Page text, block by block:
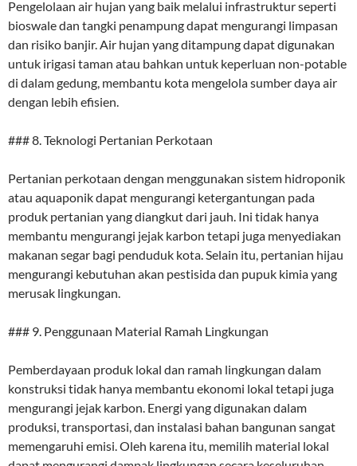
Pengelolaan air hujan yang baik melalui infrastruktur seperti
bioswale dan tangki penampung dapat mengurangi limpasan
dan risiko banjir. Air hujan yang ditampung dapat digunakan
untuk irigasi taman atau bahkan untuk keperluan non-potable
di dalam gedung, membantu kota mengelola sumber daya air
dengan lebih efisien.
### 8. Teknologi Pertanian Perkotaan
Pertanian perkotaan dengan menggunakan sistem hidroponik
atau aquaponik dapat mengurangi ketergantungan pada
produk pertanian yang diangkut dari jauh. Ini tidak hanya
membantu mengurangi jejak karbon tetapi juga menyediakan
makanan segar bagi penduduk kota. Selain itu, pertanian hijau
mengurangi kebutuhan akan pestisida dan pupuk kimia yang
merusak lingkungan.
### 9. Penggunaan Material Ramah Lingkungan
Pemberdayaan produk lokal dan ramah lingkungan dalam
konstruksi tidak hanya membantu ekonomi lokal tetapi juga
mengurangi jejak karbon. Energi yang digunakan dalam
produksi, transportasi, dan instalasi bahan bangunan sangat
memengaruhi emisi. Oleh karena itu, memilih material lokal